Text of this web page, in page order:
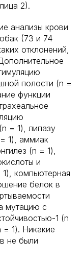
2).
анализы крови
(73 и 74
отклонений,
полости (n =
функции
= 1), липазу
1), аммиак
(n = 1),
и
компьютерная
белок в
мутацию с
1 (n
= 1). Никакие
не были